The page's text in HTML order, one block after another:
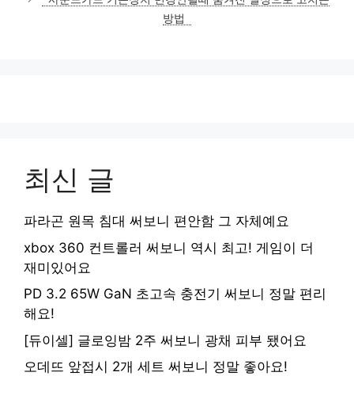
방법
최신 글
파라곤 원목 침대 써보니 편안함 그 자체예요
xbox 360 컨트롤러 써보니 역시 최고! 게임이 더
재미있어요
PD 3.2 65W GaN 초고속 충전기 써보니 정말 편리
해요!
[듀이셀] 글로잉밤 2주 써보니 광채 피부 됐어요
오데뜨 앞접시 2개 세트 써보니 정말 좋아요!